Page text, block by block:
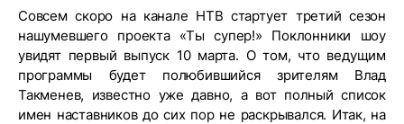
Совсем скоро на канале НТВ стартует третий сезон
нашумевшего проекта «Ты супер!» Поклонники шоу
увидят первый выпуск 10 марта. О том, что ведущим
программы будет полюбившийся зрителям Влад
Такменев, известно уже давно, а вот полный список
имен наставников до сих пор не раскрывался. Итак, на